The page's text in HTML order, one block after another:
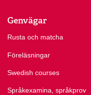
Genvägar
Rusta och matcha
Föreläsningar
Swedish courses
Språkexamina, språkprov